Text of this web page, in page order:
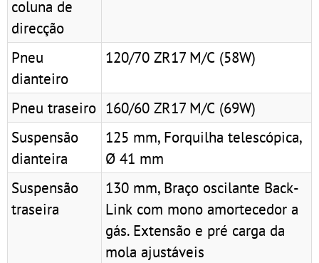
coluna de
direcção
Pneu
dianteiro
120/70 ZR17 M/C (58W)
Pneu traseiro 160/60 ZR17 M/C (69W)
Suspensão
dianteira
125 mm, Forquilha telescópica,
Ø 41 mm
Suspensão
traseira
130 mm, Braço oscilante Back-
Link com mono amortecedor a
gás. Extensão e pré carga da
mola ajustáveis